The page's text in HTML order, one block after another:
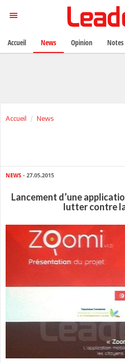
Accueil News
NEWS - 27.05.2015
Lancement d’une
lutter contre
Accueil News Opinion Notes